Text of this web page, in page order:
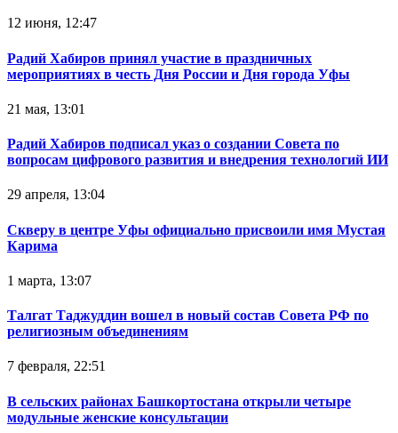
12 июня, 12:47
Радий Хабиров принял участие в праздничных
мероприятиях в честь Дня России и Дня города Уфы
21 мая, 13:01
Радий Хабиров подписал указ о создании Совета по
вопросам цифрового развития и внедрения технологий ИИ
29 апреля, 13:04
Скверу в центре Уфы официально присвоили имя Мустая
Карима
1 марта, 13:07
Талгат Таджуддин вошел в новый состав Совета РФ по
религиозным объединениям
7 февраля, 22:51
В сельских районах Башкортостана открыли четыре
модульные женские консультации